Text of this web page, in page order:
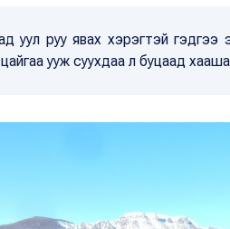
уул руу явах хэрэгтэй гэдгээ
ууж суухдаа л буцаад